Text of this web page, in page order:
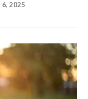
6, 2025